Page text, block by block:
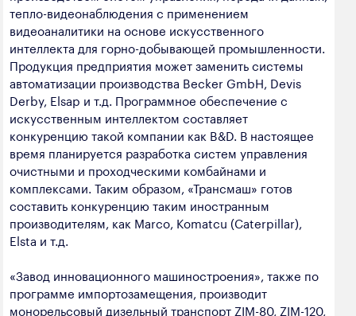
тепло-видеонаблюдения с применением
видеоаналитики на основе искусственного
интеллекта для горно-добывающей промышленности.
Продукция предприятия может заменить системы
автоматизации производства Becker GmbH, Devis
Derby, Elsap и т.д. Программное обеспечение с
искусственным интеллектом составляет
конкуренцию такой компании как B&D. В настоящее
время планируется разработка систем управления
очистными и проходческими комбайнами и
комплексами. Таким образом, «Трансмаш» готов
составить конкуренцию таким иностранным
производителям, как Marco, Komatcu (Caterpillar),
Elsta и т.д.
«Завод инновационного машиностроения», также по
программе импортозамещения, производит
монорельсовый дизельный транспорт ZIM-80, ZIM-120,